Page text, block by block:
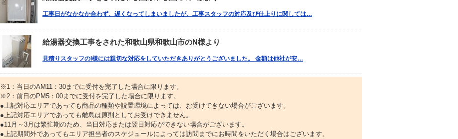
工事日がなかなか合わず、遅くなってしまいましたが、工事スタッフの対応及び仕上りに関しては…
給湯器交換工事をされた和歌山県和歌山市のN様より
見積りスタッフのI様には親切な対応をしていただきありがとうございました。 金額は他社が安…
※1：当日のAM11：30までに受付を完了した場合に限ります。
※2：前日のPM5：00までに受付を完了した場合に限ります。
●上記対応エリアであっても商品の種類や設置環境によっては、お受けできない場合がございます。
●上記対応エリアであっても離島は原則としてお受けできません。
●11月～3月は繁忙期のため、当日対応または翌日対応ができない場合がございます。
●上記期間外であってもエリア担当者のスケジュールによっては訪問までにお時間をいただく場合はございます。